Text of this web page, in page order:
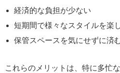
経済的な負担が少ない
短期間で様々なスタイルを楽
保管スペースを気にせずに済
これらのメリットは、特に多忙